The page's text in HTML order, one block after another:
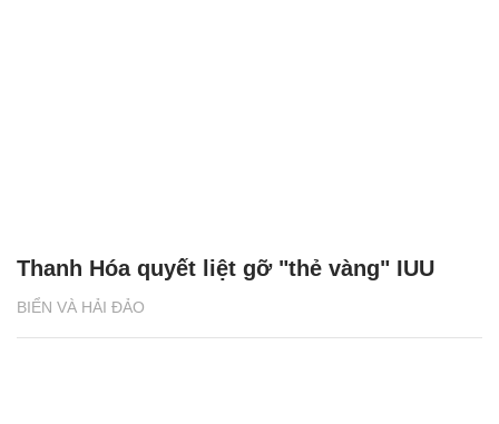
BIỂN VÀ HẢI ĐẢO
Thanh Hóa quyết liệt gỡ "thẻ vàng" IUU